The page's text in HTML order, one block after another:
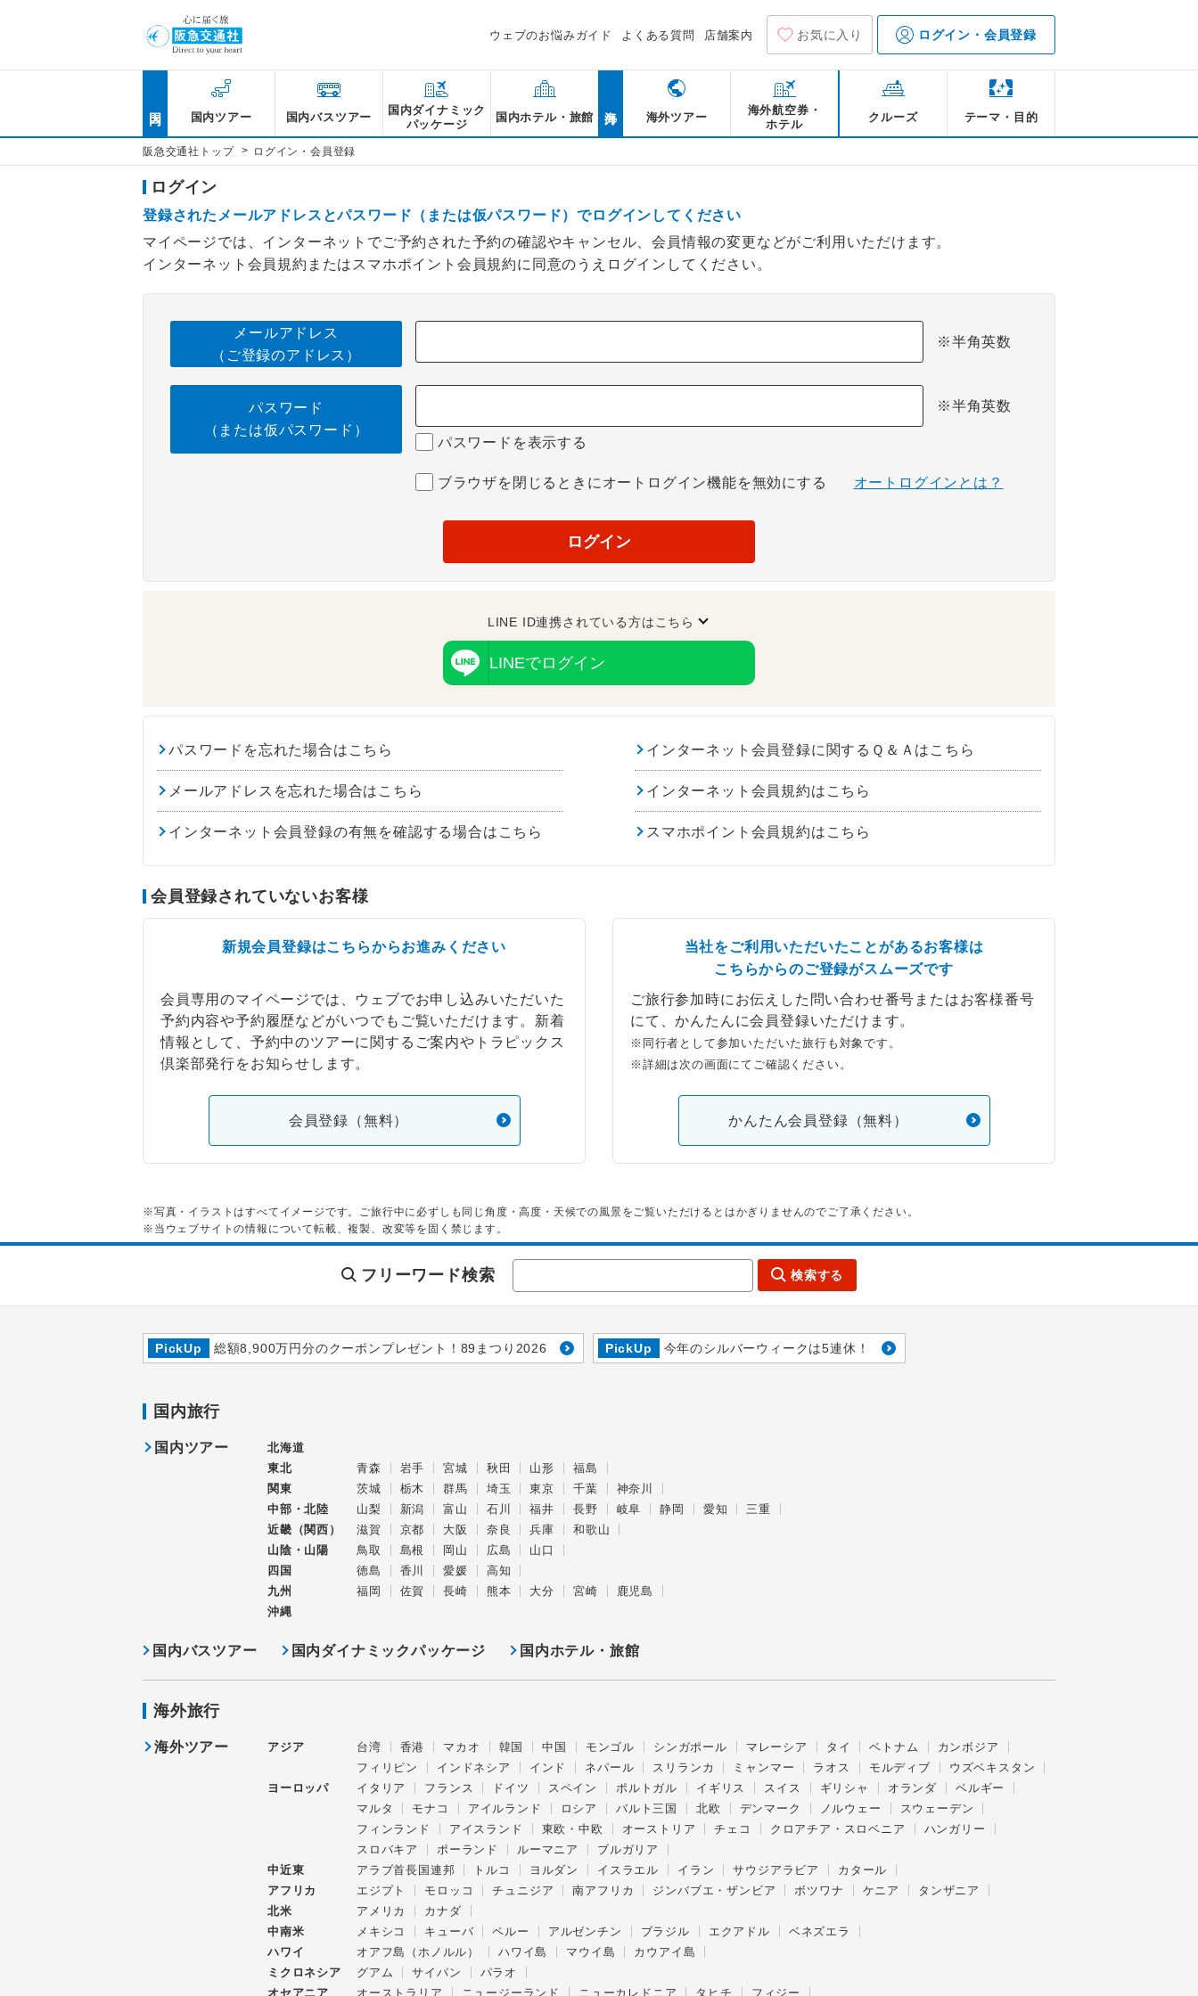
ウェブのお悩みガイド よくある質問 店舗案内 お気に入り ログイン・会員登録
国内ツアー 国内バスツアー
国内ダイナミック
パッケージ
国内ホテル・旅館 海外ツアー
海外航空券・
ホテル
クルーズ テーマ・目的
阪急交通社トップ > ログイン・会員登録
ログイン
登録されたメールアドレスとパスワード（または仮パスワード）でログインしてください
マイページでは、インターネットでご予約された予約の確認やキャンセル、会員情報の変更などがご利用いただけます。
インターネット会員規約またはスマホポイント会員規約に同意のうえログインしてください。
メールアドレス
（ご登録のアドレス）
※半角英数
パスワード
（または仮パスワード）
※半角英数
パスワードを表示する
ブラウザを閉じるときにオートログイン機能を無効にする オートログインとは？
ログイン
LINE ID連携されている方はこちら
LINEでログイン
パスワードを忘れた場合はこちら インターネット会員登録に関するＱ＆Ａはこちら
メールアドレスを忘れた場合はこちら インターネット会員規約はこちら
インターネット会員登録の有無を確認する場合はこちら スマホポイント会員規約はこちら
会員登録されていないお客様
新規会員登録はこちらからお進みください
会員専用のマイページでは、ウェブでお申し込みいただいた
予約内容や予約履歴などがいつでもご覧いただけます。新着
情報として、予約中のツアーに関するご案内やトラピックス
倶楽部発行をお知らせします。
会員登録（無料）
当社をご利用いただいたことがあるお客様は
こちらからのご登録がスムーズです
ご旅行参加時にお伝えした問い合わせ番号またはお客様番号
にて、かんたんに会員登録いただけます。
※同行者として参加いただいた旅行も対象です。
※詳細は次の画面にてご確認ください。
かんたん会員登録（無料）
※写真・イラストはすべてイメージです。ご旅行中に必ずしも同じ角度・高度・天候での風景をご覧いただけるとはかぎりませんのでご了承ください。
※当ウェブサイトの情報について転載、複製、改変等を固く禁じます。
フリーワード検索 検索する
PickUp 総額8,900万円分のクーポンプレゼント！89まつり2026 PickUp 今年のシルバーウィークは5連休！
国内旅行
国内ツアー
北海道
東北
青森 岩手 宮城 秋田 山形
福島
関東
茨城 栃木 群馬 埼玉 東京 千葉
神奈川
中部・北陸
山梨 新潟 富山 石川 福井 長野 岐阜 静岡 愛知
三重
近畿（関西）
滋賀 京都 大阪 奈良 兵庫
和歌山
山陰・山陽
鳥取 島根 岡山 広島
山口
四国
徳島 香川 愛媛
高知
九州
福岡 佐賀 長崎 熊本 大分 宮崎
鹿児島
沖縄
国内バスツアー 国内ダイナミックパッケージ 国内ホテル・旅館
海外旅行
海外ツアー アジア 台湾 香港 マカオ 韓国 中国 モンゴル シンガポール マレーシア タイ ベトナム
カンボジア
フィリピン
インドネシア インド ネパール スリランカ ミャンマー ラオス モルディブ
ウズベキスタン
ヨーロッパ
イタリア フランス ドイツ スペイン ポルトガル イギリス スイス ギリシャ オランダ
ベルギー
マルタ
モナコ アイルランド ロシア バルト三国 北欧 デンマーク ノルウェー
スウェーデン
フィンランド
アイスランド 東欧・中欧 オーストリア チェコ クロアチア・スロベニア
ハンガリー
スロバキア
ポーランド ルーマニア
ブルガリア
中近東
アラブ首長国連邦 トルコ ヨルダン イスラエル イラン サウジアラビア
カタール
アフリカ
エジプト モロッコ チュニジア 南アフリカ ジンバブエ・ザンビア ボツワナ ケニア
タンザニア
北米
アメリカ
カナダ
中南米
メキシコ キューバ ペルー アルゼンチン ブラジル エクアドル
ベネズエラ
ハワイ
オアフ島（ホノルル） ハワイ島 マウイ島
カウアイ島
ミクロネシア
グアム サイパン
パラオ
オセアニア
オーストラリア ニュージーランド ニューカレドニア タヒチ フィジー